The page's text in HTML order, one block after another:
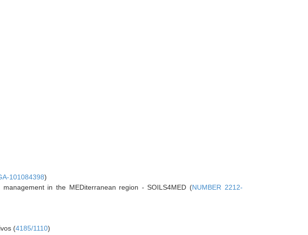
101084398)
in the MEDiterranean region - SOILS4MED (NUMBER 2212-
(4185/1110)